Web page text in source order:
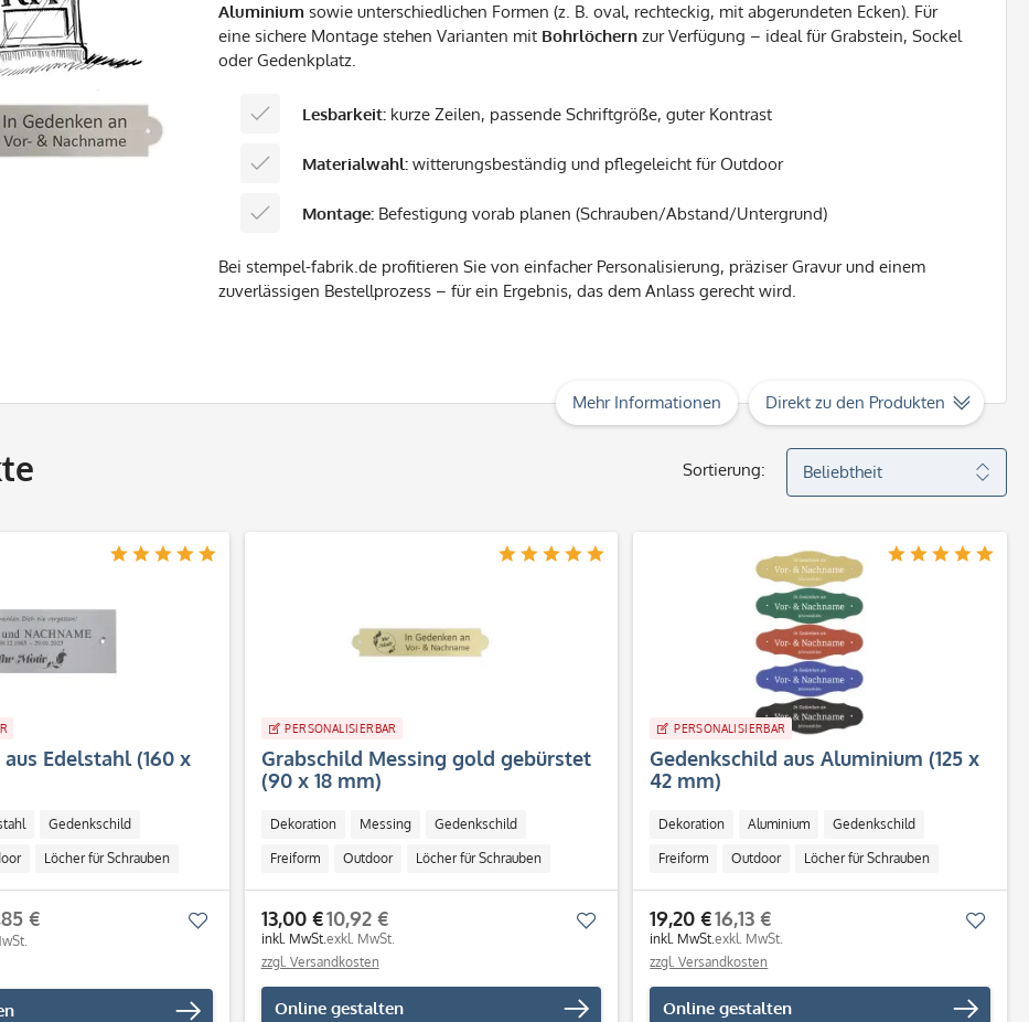
Aluminium sowie unterschiedlichen Formen (z. B. oval, rechteckig, mit abgerundeten Ecken). Für
eine sichere Montage stehen Varianten mit Bohrlöchern zur Verfügung – ideal für Grabstein, Sockel
oder Gedenkplatz.
Lesbarkeit: kurze Zeilen, passende Schriftgröße, guter Kontrast
Materialwahl: witterungsbeständig und pflegeleicht für Outdoor
Montage: Befestigung vorab planen (Schrauben/Abstand/Untergrund)
Bei stempel-fabrik.de profitieren Sie von einfacher Personalisierung, präziser Gravur und einem
zuverlässigen Bestellprozess – für ein Ergebnis, das dem Anlass gerecht wird.
Mehr Informationen Direkt zu den Produkten
Sortierung:
Edelstahl (160 x
Gedenkschild
Löcher für Schrauben
€ Merken
PERSONALISIERBAR
Grabschild Messing gold gebürstet
(90 x 18 mm)
Dekoration Messing Gedenkschild
Freiform Outdoor Löcher für Schrauben
13,00 €
inkl. MwSt.
10,92 €
exkl. MwSt.
zzgl. Versandkosten
Online gestalten
Merken
PERSONALISIERBAR
Gedenkschild aus Aluminium (125 x
42 mm)
Dekoration Aluminium Gedenkschild
Freiform Outdoor Löcher für Schrauben
19,20 €
inkl. MwSt.
16,13 €
exkl. MwSt.
zzgl. Versandkosten
Online gestalten